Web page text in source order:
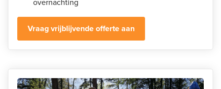
overnachting
Vraag vrijblijvende offerte aan